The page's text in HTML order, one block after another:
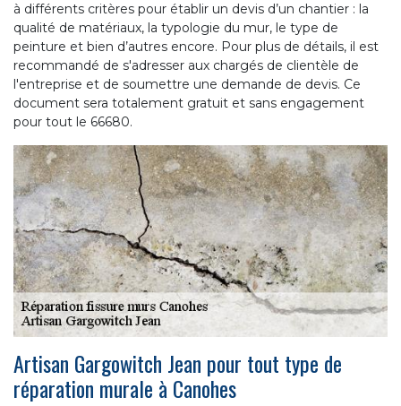
à différents critères pour établir un devis d’un chantier : la
qualité de matériaux, la typologie du mur, le type de
peinture et bien d’autres encore. Pour plus de détails, il est
recommandé de s'adresser aux chargés de clientèle de
l'entreprise et de soumettre une demande de devis. Ce
document sera totalement gratuit et sans engagement
pour tout le 66680.
Artisan Gargowitch Jean pour tout type de
réparation murale à Canohes